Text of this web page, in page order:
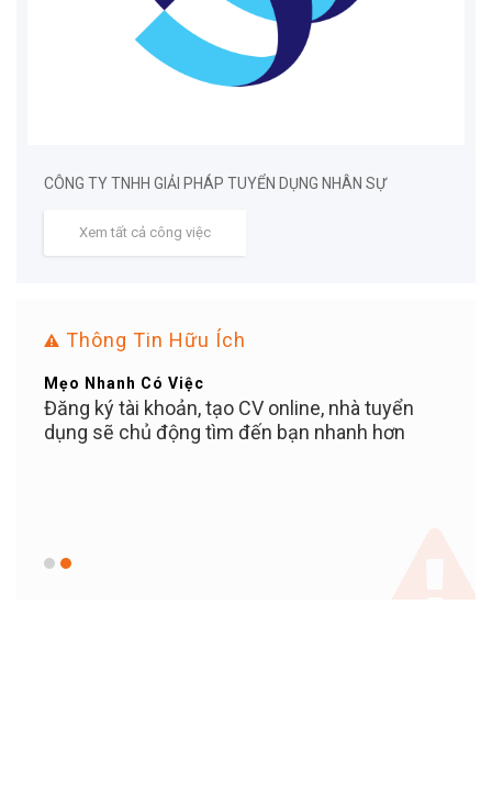
CÔNG TY TNHH GIẢI PHÁP TUYỂN DỤNG NHÂN SỰ
Xem tất cả công việc
Thông Tin Hữu Ích
Mẹo Nhanh Có Việc
Đăng ký tài khoản, tạo CV online, nhà tuyển
dụng sẽ chủ động tìm đến bạn nhanh hơn